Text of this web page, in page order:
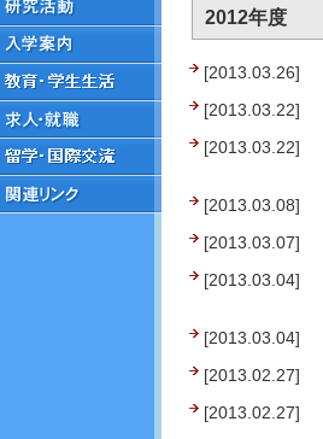
2012年度
[2013.03.26]
[2013.03.22]
[2013.03.22]
[2013.03.08]
[2013.03.07]
[2013.03.04]
[2013.03.04]
[2013.02.27]
[2013.02.27]